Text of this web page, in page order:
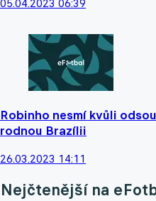
05.04.2023 06:39
Robinho nesmí kvůli
rodnou Brazílii
26.03.2023 14:11
Nejčtenější na